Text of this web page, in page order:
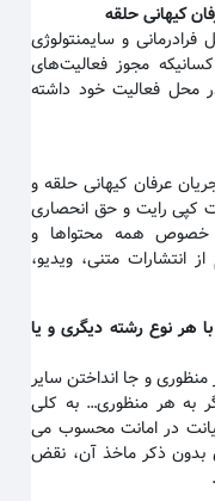
کیهانی حلقه
و سایمنتولوژی
مجوز فعالیت‌های
فعالیت خود داشته
عرفان کیهانی حلقه و
رایت و حق انحصاری
خصوص همه محتواها و
متنی، ویدیو،
نوع رشته دیگری و یا
و جا انداختن سایر
هر منظوری… به کلی
در امانت محسوب می
ذکر ماخذ آن، نقض